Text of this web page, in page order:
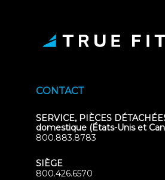
CONTACT
SERVICE, PIÈCES
domestique (États-Unis et
800.883.8783
SIÈGE
800.426.6570